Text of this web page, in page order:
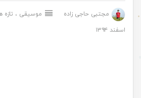
مجتبی حاجی زاده موسیقی ، تازه
اسفند ۱۳۹۴